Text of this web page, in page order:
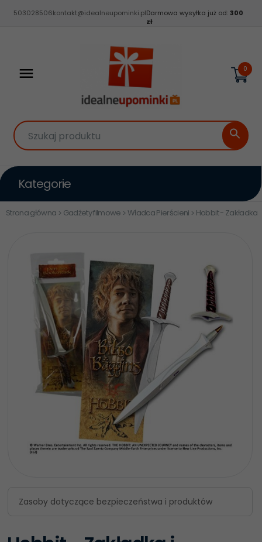
503028506kontakt@idealneupominki.plDarmowa wysyłka już od: 300
zł
Szukaj produktu
0
Kategorie
Strona główna Gadżety filmowe Władca Pierścieni Hobbit - Zakładka
Zasoby dotyczące bezpieczeństwa i produktów